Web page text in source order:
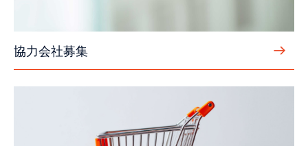
協力会社募集